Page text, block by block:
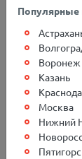
Главная О
Популярные
Воронеж
Казань
Москва
Нижний